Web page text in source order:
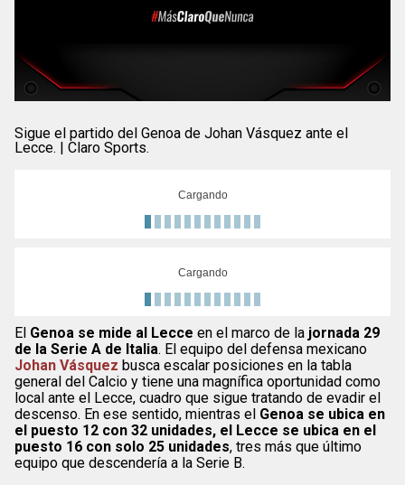
Sigue el partido del Genoa de Johan Vásquez ante el
Lecce. | Claro Sports.
Cargando
Cargando
El Genoa se mide al Lecce en el marco de la jornada 29
de la Serie A de Italia. El equipo del defensa mexicano
Johan Vásquez busca escalar posiciones en la tabla
general del Calcio y tiene una magnífica oportunidad como
local ante el Lecce, cuadro que sigue tratando de evadir el
descenso. En ese sentido, mientras el Genoa se ubica en
el puesto 12 con 32 unidades, el Lecce se ubica en el
puesto 16 con solo 25 unidades, tres más que último
equipo que descendería a la Serie B.